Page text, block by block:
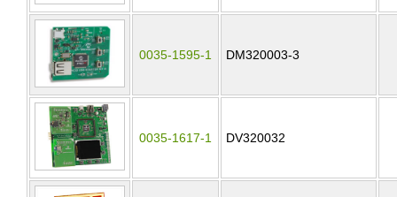
0035-1595-1 DM320003-3
0035-1617-1 DV320032